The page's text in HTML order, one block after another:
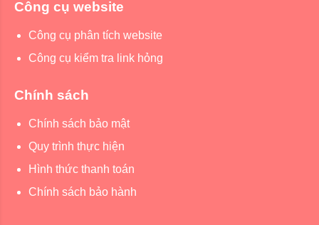
Công cụ website
Công cụ phân tích website
Công cụ kiểm tra link hỏng
Chính sách
Chính sách bảo mật
Quy trình thực hiện
Hình thức thanh toán
Chính sách bảo hành